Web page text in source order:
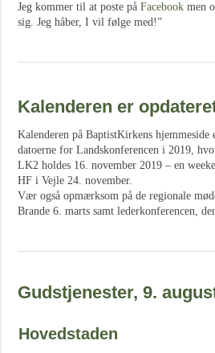
Jeg kommer til at poste på Facebook men
sig. Jeg håber, I vil følge med!”
Kalenderen er
Kalenderen på BaptistKirkens hjemmeside
datoerne for Landskonferencen i 2019,
LK2 holdes 16. november 2019 – en
HF i Vejle 24. november.
Vær også opmærksom på de regionale
Brande 6. marts samt lederkonferencen,
Gudstjenester, 9.
Hovedstaden